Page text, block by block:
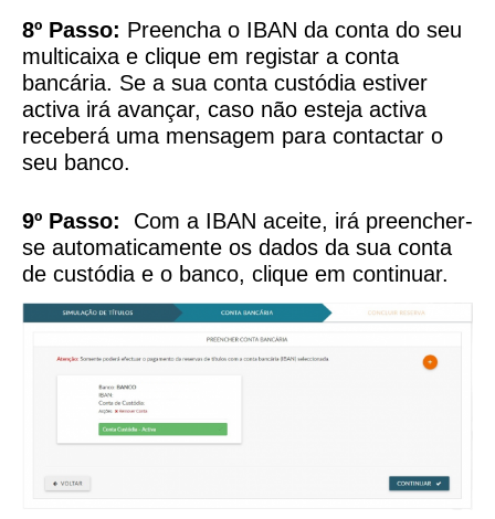
8º Passo: Preencha o IBAN da conta do seu
multicaixa e clique em registar a conta
bancária. Se a sua conta custódia estiver
activa irá avançar, caso não esteja activa
receberá uma mensagem para contactar o
seu banco.
9º Passo: Com a IBAN aceite, irá preencher-
se automaticamente os dados da sua conta
de custódia e o banco, clique em continuar.